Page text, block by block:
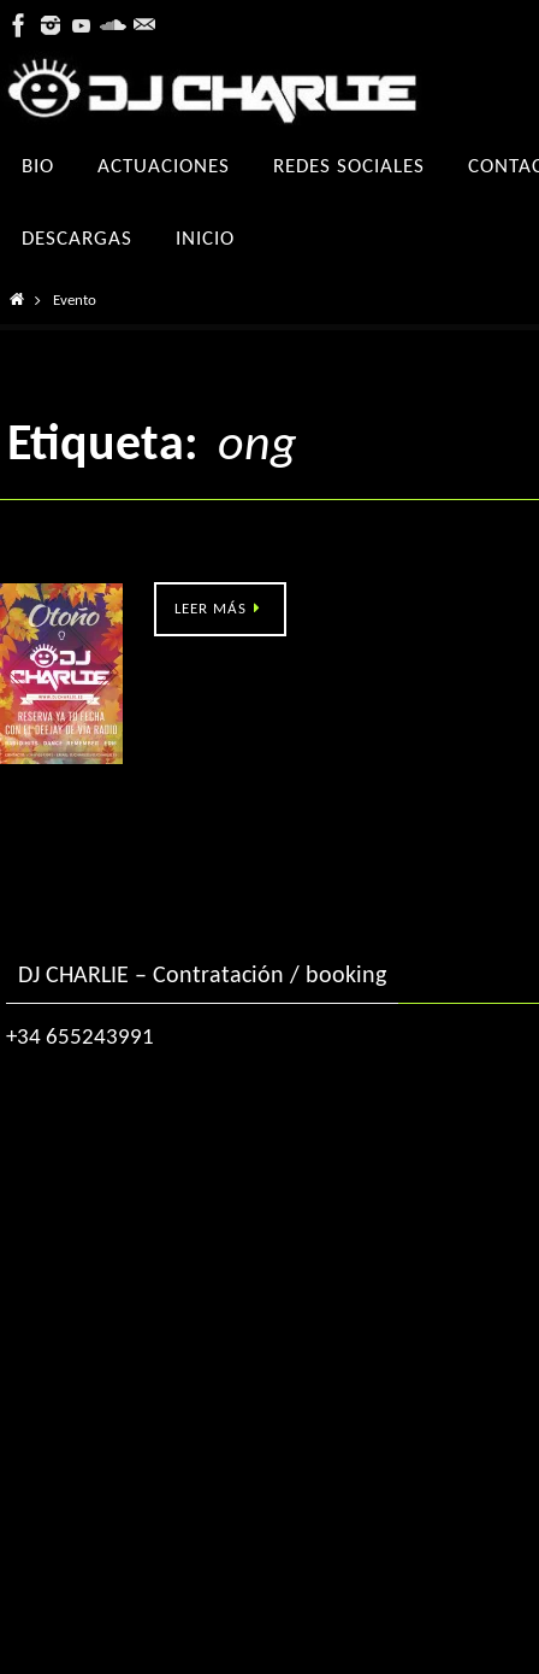
contenido
BIO ACTUACIONES REDES SOCIALES
DESCARGAS INICIO
InicioEvento
Etiqueta: ong
LEER MÁS
DJ CHARLIE – Contratación / booking
+34 655243991